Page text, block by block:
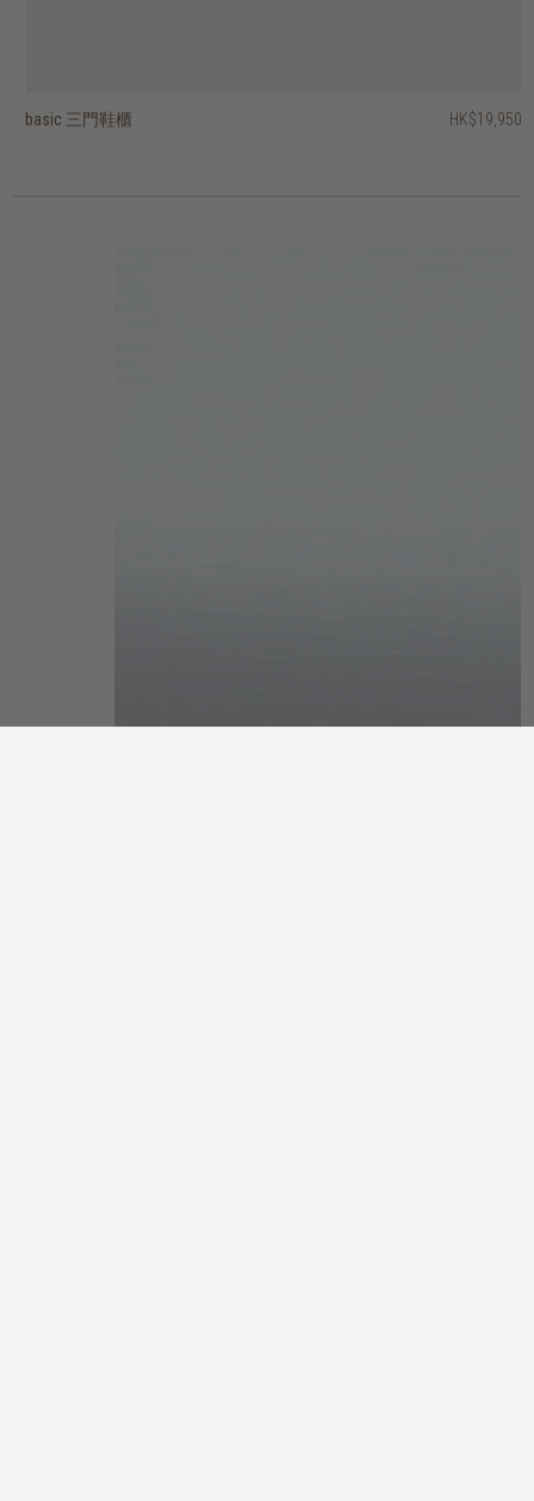
basic 三門鞋櫃 HK$19,950
basic 兩門鞋櫃 HK$15,950
vision 鞋櫃 - 兩門, 單抽屜 HK$15,950
alloy 鞋櫃 - 三折疊門 HK$13,950
fendy 三門鞋櫃 HK$17,950